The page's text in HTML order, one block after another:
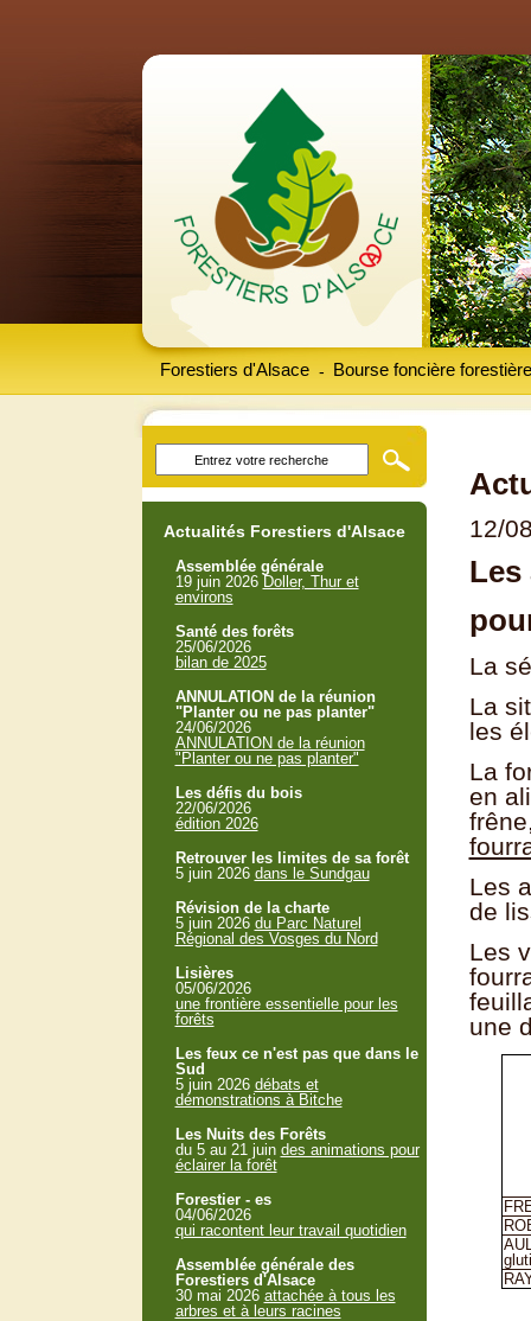
Forestiers d'Alsace Bourse foncière forestière
-
12/
Les
La
La
les
La
en
Les
de
Les
une
Actualités Forestiers d'Alsace
Assemblée générale
19 juin 2026 Doller, Thur et
environs
Santé des forêts
25/06/2026
bilan de 2025
ANNULATION de la réunion
"Planter ou ne pas planter"
24/06/2026
ANNULATION de la réunion
"Planter ou ne pas planter"
Les défis du bois
22/06/2026
édition 2026
Retrouver les limites de sa forêt
5 juin 2026 dans le Sundgau
Révision de la charte
5 juin 2026 du Parc Naturel
Régional des Vosges du Nord
Lisières
05/06/2026
une frontière essentielle pour les
forêts
Les feux ce n'est pas que dans le
Sud
5 juin 2026 débats et
démonstrations à Bitche
Les Nuits des Forêts
du 5 au 21 juin des animations pour
éclairer la forêt
Forestier - es
04/06/2026
qui racontent leur travail quotidien
Assemblée générale des
Forestiers d'Alsace
30 mai 2026 attachée à tous les
arbres et à leurs racines